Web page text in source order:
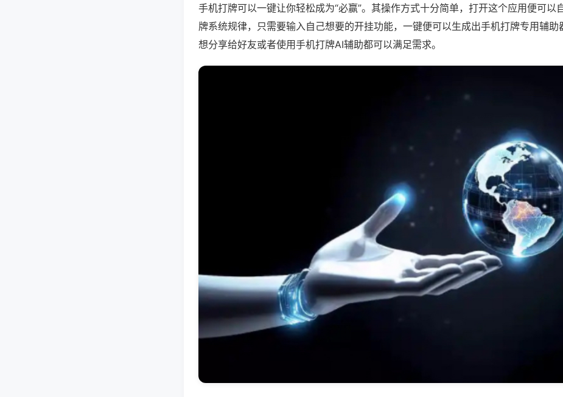
手机打牌可以一键让你轻松成为“必赢”。其操作方式十分简单，打开这个应用便可以
牌系统规律，只需要输入自己想要的开挂功能，一键便可以生成出手机打牌专用辅助
想分享给好友或者使用手机打牌AI辅助都可以满足需求。